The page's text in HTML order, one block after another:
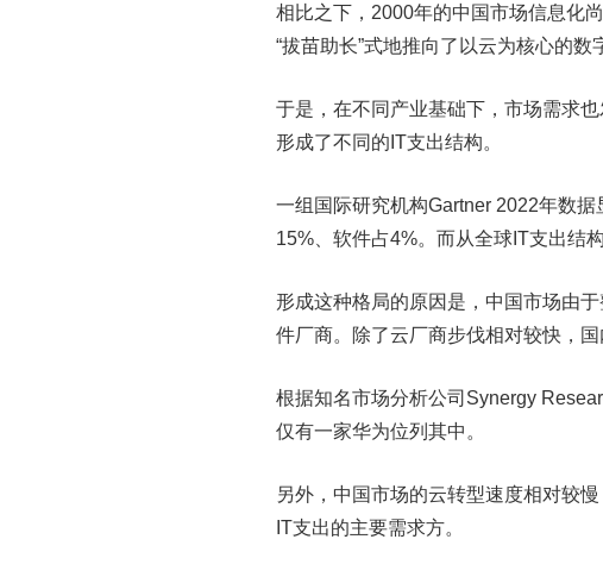
相比之下，2000年的中国市场信息化
“拔苗助长”式地推向了以云为核心的数
于是，在不同产业基础下，市场需求
形成了不同的IT支出结构。
一组国际研究机构Gartner 2022年数
15%、软件占4%。而从全球IT支出结
形成这种格局的原因是，中国市场由
件厂商。除了云厂商步伐相对较快，
根据知名市场分析公司Synergy
仅有一家华为位列其中。
另外，中国市场的云转型速度相对较
IT支出的主要需求方。